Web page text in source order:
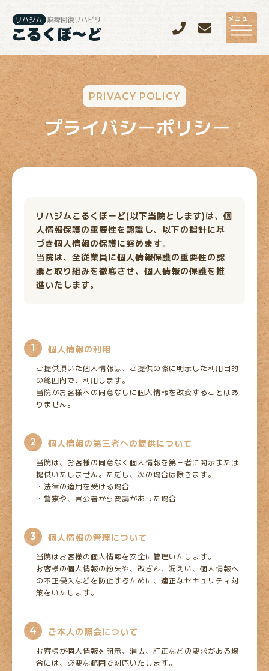
メニュー
PRIVACY POLICY
プライバシーポリシー
リハジムこるくぼーど(以下当院とします)は、個
人情報保護の重要性を認識し、以下の指針に基
づき個人情報の保護に努めます。
当院は、全従業員に個人情報保護の重要性の認
識と取り組みを徹底させ、個人情報の保護を推
進いたします。
1 個人情報の利用
ご提供頂いた個人情報は、ご提供の際に明示した利用目的
の範囲内で、利用します。
当院がお客様への同意なしに個人情報を改変することはあ
りません。
2 個人情報の第三者への提供について
当院は、お客様の同意なく個人情報を第三者に開示または
提供いたしません。ただし、次の場合は除きます。
・法律の適用を受ける場合
・警察や、官公署から要請があった場合
3 個人情報の管理について
当院はお客様の個人情報を安全に管理いたします。
お客様の個人情報の紛失や、改ざん、漏えい、個人情報へ
の不正侵入などを防止するために、適正なセキュリティ対
策をいたします。
4 ご本人の照会について
お客様が個人情報を開示、消去、訂正などの要求がある場
合には、必要な範囲で対応いたします。